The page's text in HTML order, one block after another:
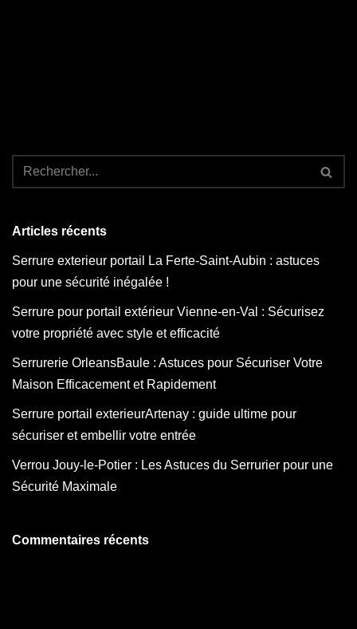
Articles récents
Serrure exterieur portail La Ferte-Saint-Aubin : astuces
pour une sécurité inégalée !
Serrure pour portail extérieur Vienne-en-Val : Sécurisez
votre propriété avec style et efficacité
Serrurerie OrleansBaule : Astuces pour Sécuriser Votre
Maison Efficacement et Rapidement
Serrure portail exterieurArtenay : guide ultime pour
sécuriser et embellir votre entrée
Verrou Jouy-le-Potier : Les Astuces du Serrurier pour une
Sécurité Maximale
Commentaires récents